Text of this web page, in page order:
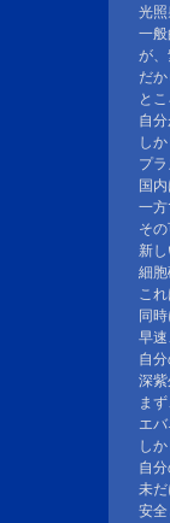
光照
一
が、
だ
と
自
しか
プ
国
一方
その
新
細
こ
同
早
自
深紫
ま
エ
し
自
未だ
安全